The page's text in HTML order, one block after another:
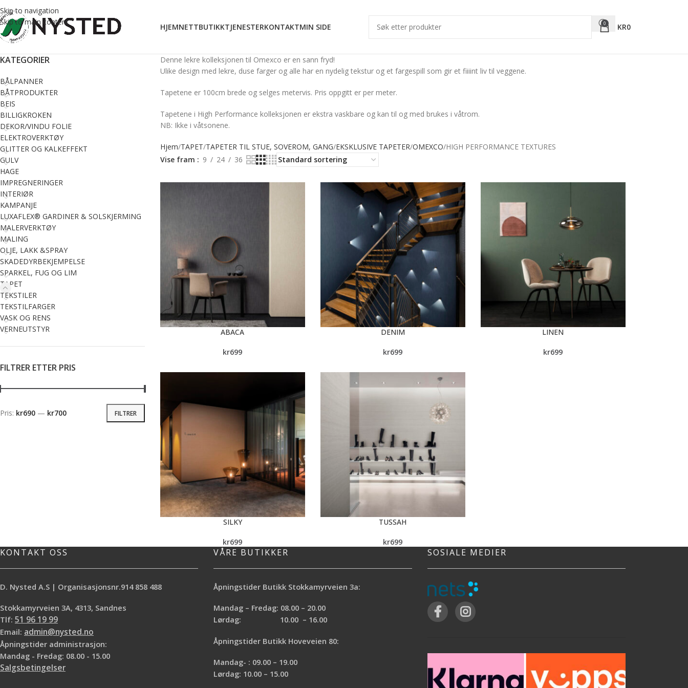
Skip to navigation
Skip to main content
HJEMNETTBUTIKKTJENESTERKONTAKTMIN SIDE 0 KR0
KATEGORIER
BÅLPANNER
BÅTPRODUKTER
BEIS
BILLIGKROKEN
DEKOR/VINDU FOLIE
ELEKTROVERKTØY
GLITTER OG KALKEFFEKT
GULV
HAGE
IMPREGNERINGER
INTERIØR
KAMPANJE
LUXAFLEX® GARDINER & SOLSKJERMING
MALERVERKTØY
MALING
OLJE, LAKK &SPRAY
SKADEDYRBEKJEMPELSE
SPARKEL, FUG OG LIM
TAPET
TEKSTILER
TEKSTILFARGER
VASK OG RENS
VERNEUTSTYR
FILTRER ETTER PRIS
FILTRER
Pris: kr690 — kr700
Denne lekre kolleksjonen til Omexco er en sann fryd!
Ulike design med lekre, duse farger og alle har en nydelig tekstur og et fargespill som gir et fiiiint liv til veggene.
Tapetene er 100cm brede og selges metervis. Pris oppgitt er per meter.
Tapetene i High Performance kolleksjonen er ekstra vaskbare og kan til og med brukes i våtrom.
NB: Ikke i våtsonene.
Hjem TAPET TAPETER TIL STUE, SOVEROM, GANG EKSKLUSIVE TAPETER OMEXCO HIGH PERFORMANCE TEXTURES
Vise fram
9 24 36
ABACA
kr699
DENIM
kr699
LINEN
kr699
SILKY
kr699
TUSSAH
kr699
KONTAKT OSS
D. Nysted A.S | Organisasjonsnr.914 858 488
Stokkamyrveien 3A, 4313, Sandnes
Tlf: 51 96 19 99
Email: admin@nysted.no
Åpningstider administrasjon:
Mandag - Fredag: 08.00 - 15.00
Salgsbetingelser
VÅRE BUTIKKER
Åpningstider Butikk Stokkamyrveien 3a:
Mandag – Fredag: 08.00 – 20.00
Lørdag: 10.00 – 16.00
Åpningstider Butikk Hoveveien 80:
Mandag- : 09.00 – 19.00
Lørdag: 10.00 – 15.00
SOSIALE MEDIER